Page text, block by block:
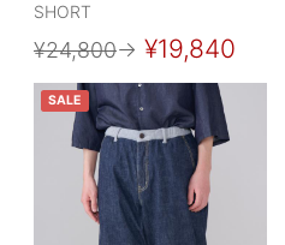
SHORT
¥24,800→ ¥19,840
SALE